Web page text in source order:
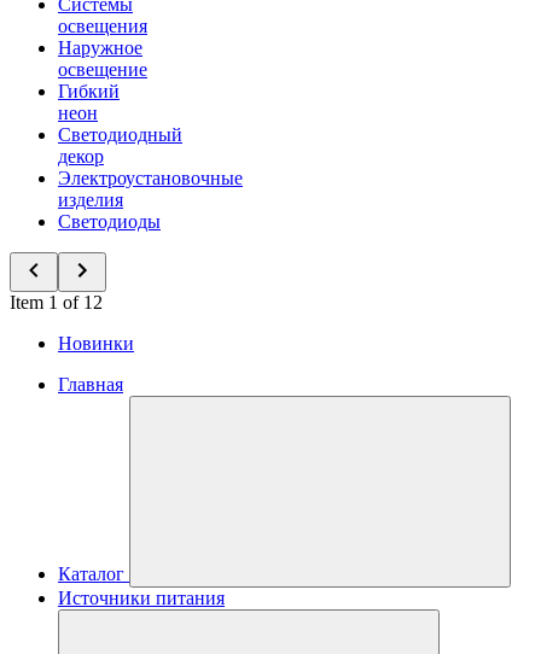
Системы
освещения
Наружное
освещение
Гибкий
неон
Светодиодный
декор
Электроустановочные
изделия
Светодиоды
Item 1 of 12
Новинки
Главная
Каталог
Источники питания